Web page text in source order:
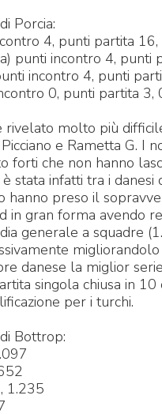
Porcia:
4, punti partita
punti incontro 4, punti
incontro 4, punti
0, punti partita 3,
rivelato molto più
e Rametta G. I
che non hanno
stata infatti tra i danesi
preso il
in gran forma avendo
generale a squadre
danese la miglior
singola chiusa in
per i turchi.
Bottrop:
1.235